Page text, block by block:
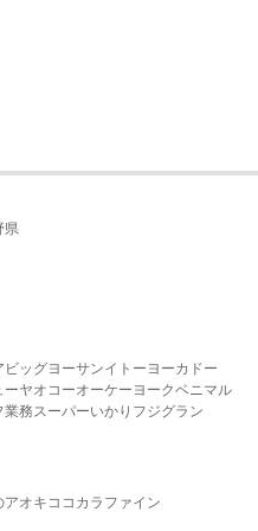
県
ビッグヨーサンイトーヨーカドー
ーヤオコーオーケー ヨークベニマル
業務スーパーいかり フジグラン
アオキココカラファイン